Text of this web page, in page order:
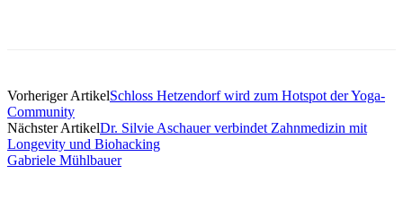
Vorheriger ArtikelSchloss Hetzendorf wird zum Hotspot der Yoga-
Community
Nächster ArtikelDr. Silvie Aschauer verbindet Zahnmedizin mit
Longevity und Biohacking
Gabriele Mühlbauer